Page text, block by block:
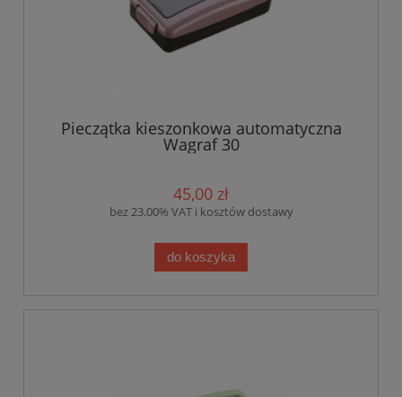
Pieczątka kieszonkowa automatyczna
Wagraf 30
45,00 zł
bez 23.00% VAT i kosztów dostawy
do koszyka